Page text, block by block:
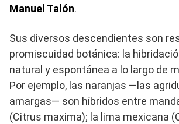
Manuel Talón.
Sus diversos descendientes son
promiscuidad botánica: la
natural y espontánea a lo largo de
Por ejemplo, las naranjas —las
amargas— son híbridos entre
(Citrus maxima); la lima mexicana